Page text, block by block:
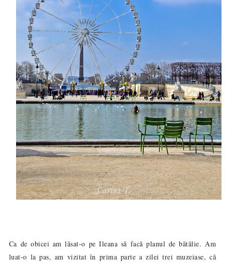
Ca de obicei am lăsat-o pe Ileana să facă planul de bătălie. Am
luat-o la pas, am vizitat în prima parte a zilei trei muzeiase, că